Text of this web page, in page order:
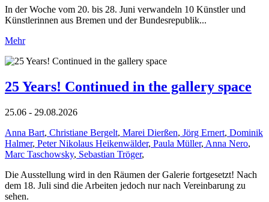
In der Woche vom 20. bis 28. Juni verwandeln 10 Künstler und
Künstlerinnen aus Bremen und der Bundesrepublik...
Mehr
25 Years! Continued in the gallery space
25.06 - 29.08.2026
Anna Bart, Christiane Bergelt, Marei Dierßen, Jörg Ernert, Dominik
Halmer, Peter Nikolaus Heikenwälder, Paula Müller, Anna Nero,
Marc Taschowsky, Sebastian Tröger,
Die Ausstellung wird in den Räumen der Galerie fortgesetzt! Nach
dem 18. Juli sind die Arbeiten jedoch nur nach Vereinbarung zu
sehen.